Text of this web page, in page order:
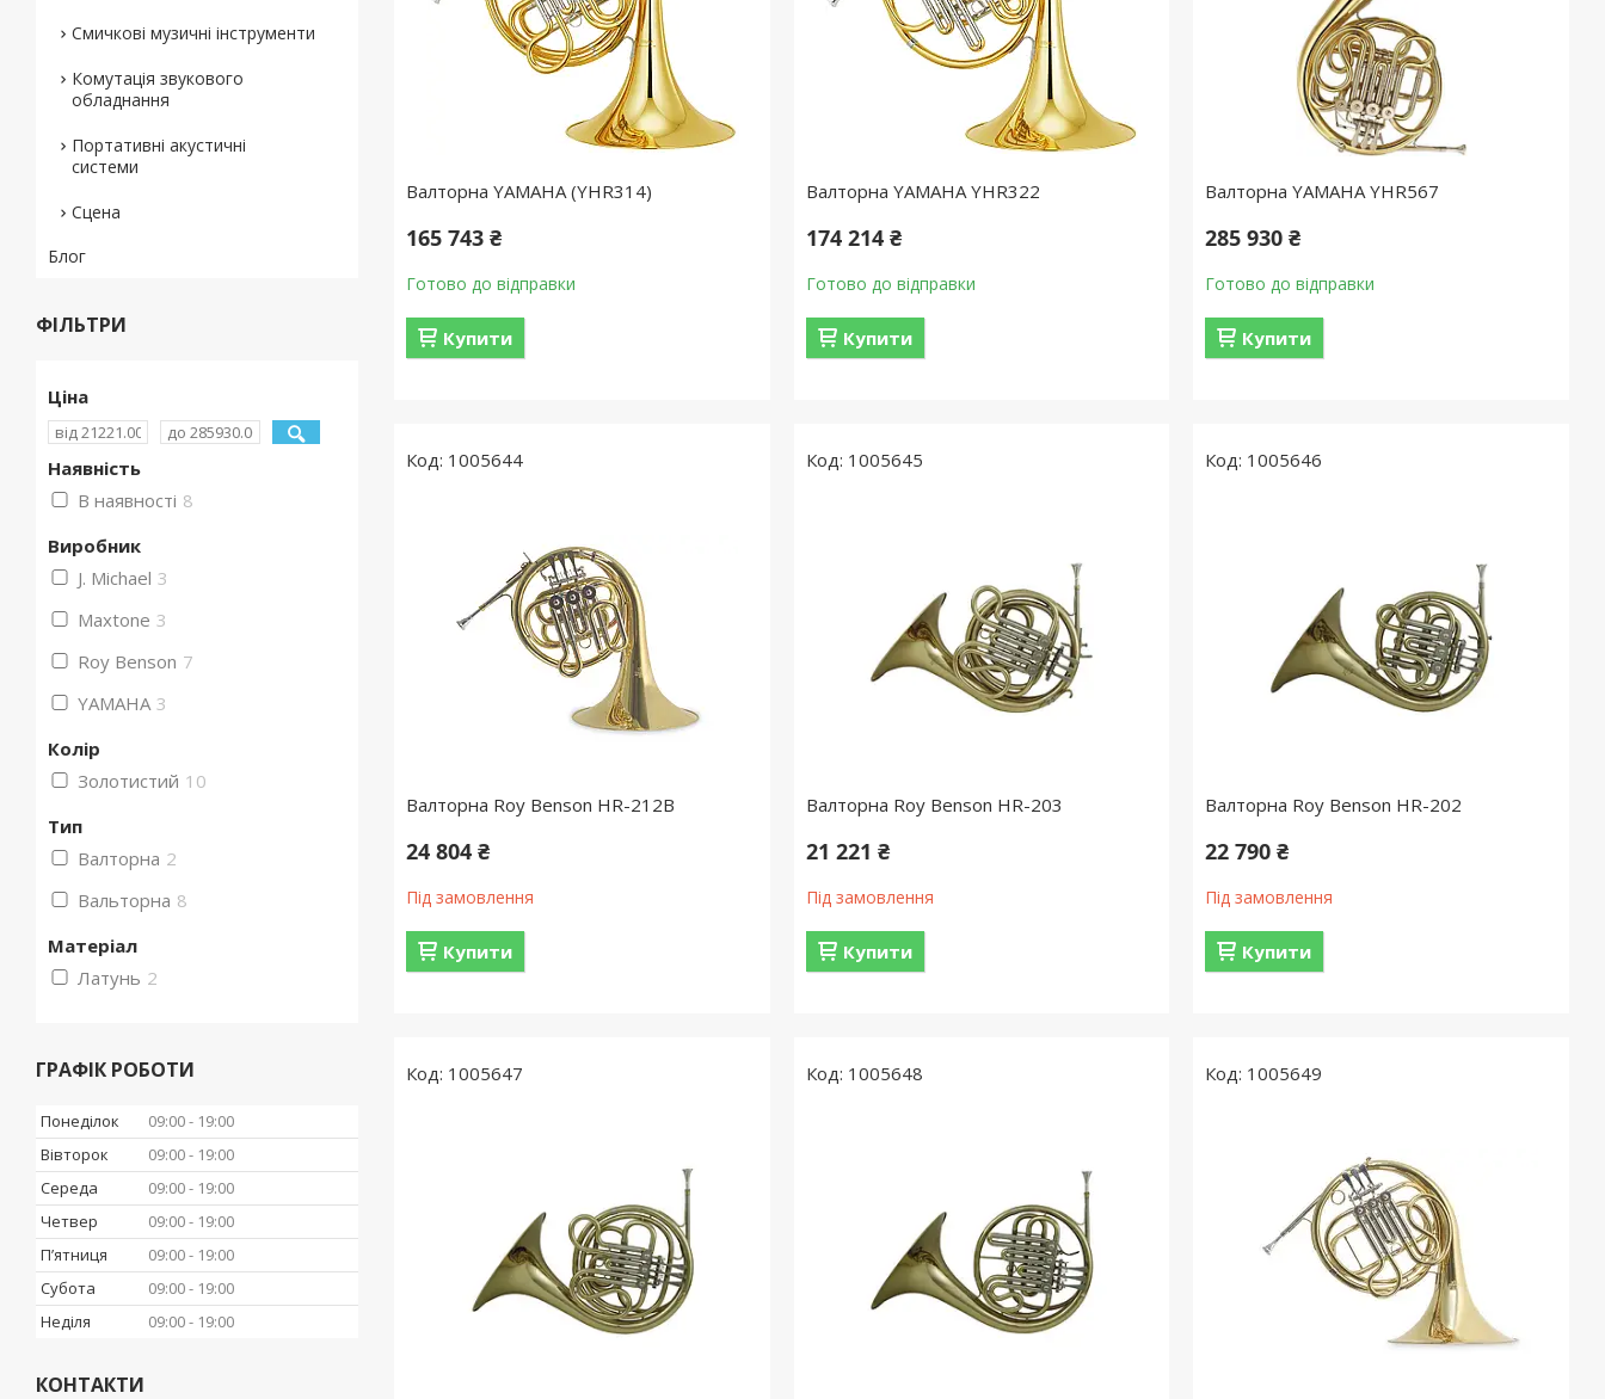
Валторна YAMAHA (YHR314)
165 743 ₴
Готово до відправки
Купити
Валторна YAMAHA YHR322
174 214 ₴
Готово до відправки
Купити
Валторна YAMAHA YHR567
285 930 ₴
Готово до відправки
Купити
1005644
Валторна Roy Benson HR-212B
24 804 ₴
Під замовлення
Купити
1005645
Валторна Roy Benson HR-203
21 221 ₴
Під замовлення
Купити
1005646
Валторна Roy Benson HR-202
22 790 ₴
Під замовлення
Купити
1005647 1005648 1005649
Смичкові музичні інструменти
Комутація звукового
обладнання
Портативні акустичні
системи
Сцена
Блог
ФІЛЬТРИ
Ціна
Наявність
В наявності 8
Виробник
J. Michael 3
Maxtone 3
Roy Benson 7
YAMAHA 3
Колір
Золотистий 10
Тип
Валторна 2
Вальторна 8
Матеріал
Латунь 2
ГРАФІК РОБОТИ
Понеділок 09:00
19:00
Вівторок
09:00
19:00
Середа
09:00
19:00
Четвер
09:00
19:00
Пʼятниця
09:00
19:00
Субота
09:00
19:00
Неділя
09:00 19:00
КОНТАКТИ